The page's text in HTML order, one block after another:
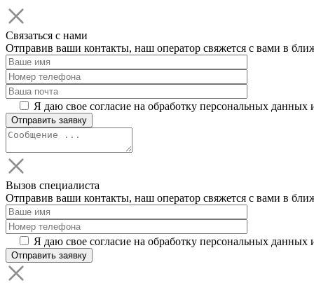
Связаться с нами
Отправив ваши контакты, наш оператор свяжется с вами в
Я даю свое согласие на обработку персональных данных
Вызов специалиста
Отправив ваши контакты, наш оператор свяжется с вами в
Я даю свое согласие на обработку персональных данных